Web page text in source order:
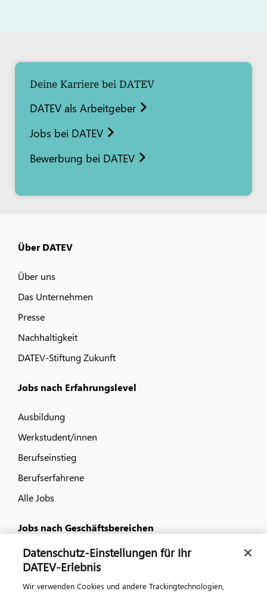
Deine Karriere bei DATEV
DATEV als Arbeitgeber
Jobs bei DATEV
Bewerbung bei DATEV
Über DATEV
Über uns
Das Unternehmen
Presse
Nachhaltigkeit
DATEV-Stiftung Zukunft
Jobs nach Erfahrungslevel
Ausbildung
Werkstudent/innen
Berufseinstieg
Berufserfahrene
Alle Jobs
Jobs nach Geschäftsbereichen
ITDatenschutz-Einstellungen für Ihr
DATEV-Erlebnis
Wir verwenden Cookies und andere Trackingtechnologien,